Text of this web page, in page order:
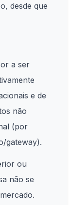
desde que
a ser
e de
não
(por
gateway).
ou
não se